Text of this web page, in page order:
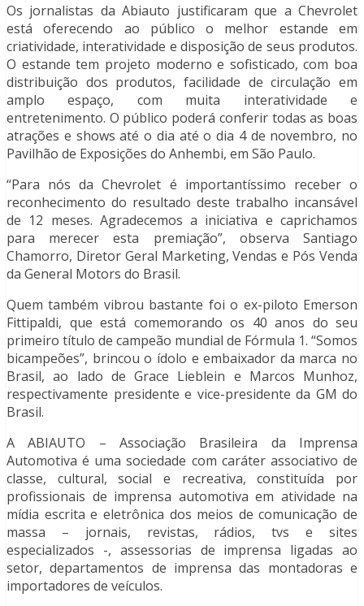
Os jornalistas da Abiauto justificaram que a Chevrolet
está oferecendo ao público o melhor estande em
criatividade, interatividade e disposição de seus produtos.
O estande tem projeto moderno e sofisticado, com boa
distribuição dos produtos, facilidade de circulação em
amplo espaço, com muita interatividade e
entretenimento. O público poderá conferir todas as boas
atrações e shows até o dia até o dia 4 de novembro, no
Pavilhão de Exposições do Anhembi, em São Paulo.
“Para nós da Chevrolet é importantíssimo receber o
reconhecimento do resultado deste trabalho incansável
de 12 meses. Agradecemos a iniciativa e caprichamos
para merecer esta premiação”, observa Santiago
Chamorro, Diretor Geral Marketing, Vendas e Pós Venda
da General Motors do Brasil.
Quem também vibrou bastante foi o ex-piloto Emerson
Fittipaldi, que está comemorando os 40 anos do seu
primeiro título de campeão mundial de Fórmula 1. “Somos
bicampeões”, brincou o ídolo e embaixador da marca no
Brasil, ao lado de Grace Lieblein e Marcos Munhoz,
respectivamente presidente e vice-presidente da GM do
Brasil.
A ABIAUTO – Associação Brasileira da Imprensa
Automotiva é uma sociedade com caráter associativo de
classe, cultural, social e recreativa, constituída por
profissionais de imprensa automotiva em atividade na
mídia escrita e eletrônica dos meios de comunicação de
massa – jornais, revistas, rádios, tvs e sites
especializados -, assessorias de imprensa ligadas ao
setor, departamentos de imprensa das montadoras e
importadores de veículos.